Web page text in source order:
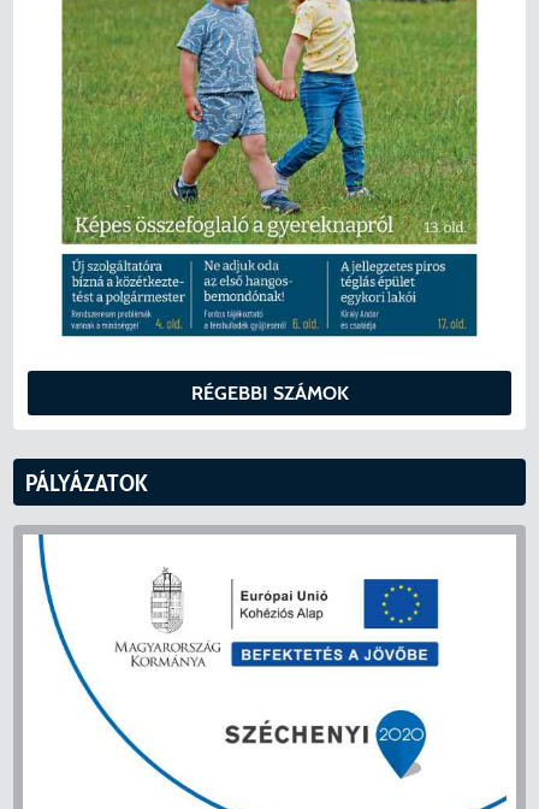
RÉGEBBI SZÁMOK
PÁLYÁZATOK